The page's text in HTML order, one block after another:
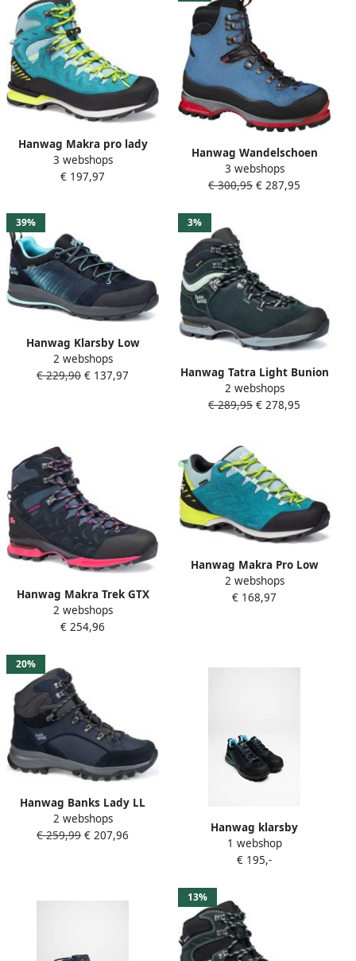
Hanwag Makra pro lady
GTX 100501 497666 icefall
sulphur
3 webshops
€ 197,97
Hanwag Wandelschoen
Sirius II Lady GTX UN Blue- )
3 webshops
€ 300,95 € 287,95
39%
Hanwag Klarsby Low
Bunion Lady GTX 007518
navy sky Schoenen
2 webshops
€ 229,90 € 137,97
3%
Hanwag Tatra Light Bunion
Lady GTX Wandelschoenen
Dames Petrol Mint
2 webshops
€ 289,95 € 278,95
Hanwag Makra Trek GTX
Hoge Wandelschoen Dames
Navy Pink
2 webshops
€ 254,96
Hanwag Makra Pro Low
Gore-Tex Lady
Approachschoen Dames
2 webshops
€ 168,97
20%
Hanwag Banks Lady LL
wandelschoenen 007064
navy asphalt Schoenen
2 webshops
€ 259,99 € 207,96
Hanwag klarsby
1 webshop
€ 195,-
13%